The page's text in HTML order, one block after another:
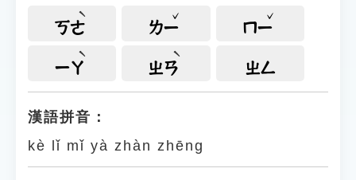
ㄎㄜ ㄌㄧ ㄇㄧ
ㄧㄚ ㄓㄢ ㄓㄥ
漢語拼音：
kè lǐ mǐ yà zhàn zhēng